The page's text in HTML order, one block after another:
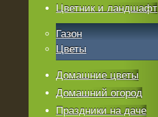
Цветник и ландшафт
Газон
Цветы
Домашние цветы
Домашний огород
Праздники на даче